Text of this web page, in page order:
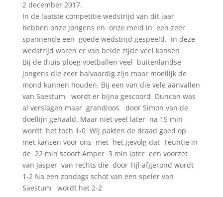
2 december 2017.
In de laatste competitie wedstrijd van dit jaar
hebben onze jongens en onze meid in een zeer
spannende een goede wedstrijd gespeeld. In deze
wedstrijd waren er van beide zijde veel kansen
Bij de thuis ploeg voetballen veel buitenlandse
jongens die zeer balvaardig zijn maar moeilijk de
mond kunnen houden. Bij een van die vele aanvallen
van Saestum wordt er bijna gescoord Duncan was
al verslagen maar grandioos door Simon van de
doellijn gehaald. Maar niet veel later na 15 min
wordt het toch 1-0 Wij pakten de draad goed op
met kansen voor ons met het gevolg dat Teuntje in
de 22 min scoort Amper 3 min later een voorzet
van Jasper van rechts die door Tijl afgerond wordt
1-2 Na een zondags schot van een speler van
Saestum wordt het 2-2